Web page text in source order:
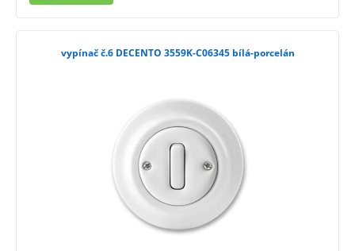
vypínač č.6 DECENTO 3559K-C06345 bílá-porcelán